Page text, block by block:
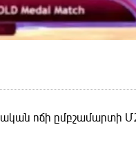
ոճի ըմբշամարտի